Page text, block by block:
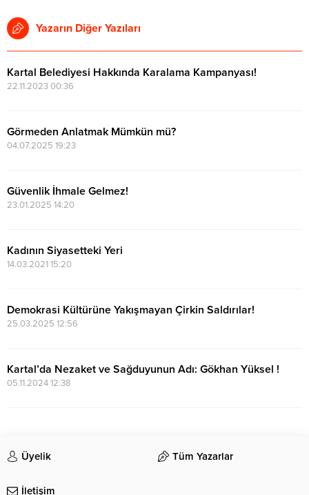
Yazarın Diğer Yazıları
Kartal Belediyesi Hakkında Karalama Kampanyası!
22.11.2023 00:36
Görmeden Anlatmak Mümkün mü?
04.07.2025 19:23
Güvenlik İhmale Gelmez!
23.01.2025 14:20
Kadının Siyasetteki Yeri
14.03.2021 15:20
Demokrasi Kültürüne Yakışmayan Çirkin Saldırılar!
25.03.2025 12:56
Kartal’da Nezaket ve Sağduyunun Adı: Gökhan Yüksel !
05.11.2024 12:38
Üyelik Tüm Yazarlar
İletişim